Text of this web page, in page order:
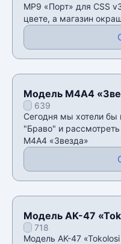
MP9 «Порт» для CSS
цвете, а магазин
Модель М4А4
639
Сегодня мы хотели бы
"Браво" и
М4А4 «Звезда»
Модель AK-47
v34718
Модель AK-47